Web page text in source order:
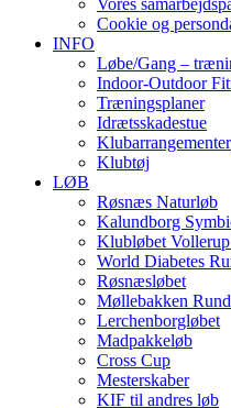
Vores
Cookie og
INFO
Løbe/Gang –
Indoor-Outdoor
Træningsplaner
Idrætsskadestue
Klubarrangementer
Klubtøj
LØB
Røsnæs Naturløb
Kalundborg
Klubløbet
World Diabetes
Røsnæsløbet
Møllebakken
Lerchenborgløbet
Madpakkeløb
Cross Cup
Mesterskaber
KIF til andres løb